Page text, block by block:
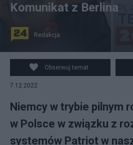
Minister obrony Niemiec
polskiego MON Mariusz
PAP/DPA/Thomas Frey / PAP/
Komunikat z Berlina
Redakcja
Obserwuj temat
7.12.2022
Niemcy w trybie pilnym
w Polsce w związku z
systemów Patriot w